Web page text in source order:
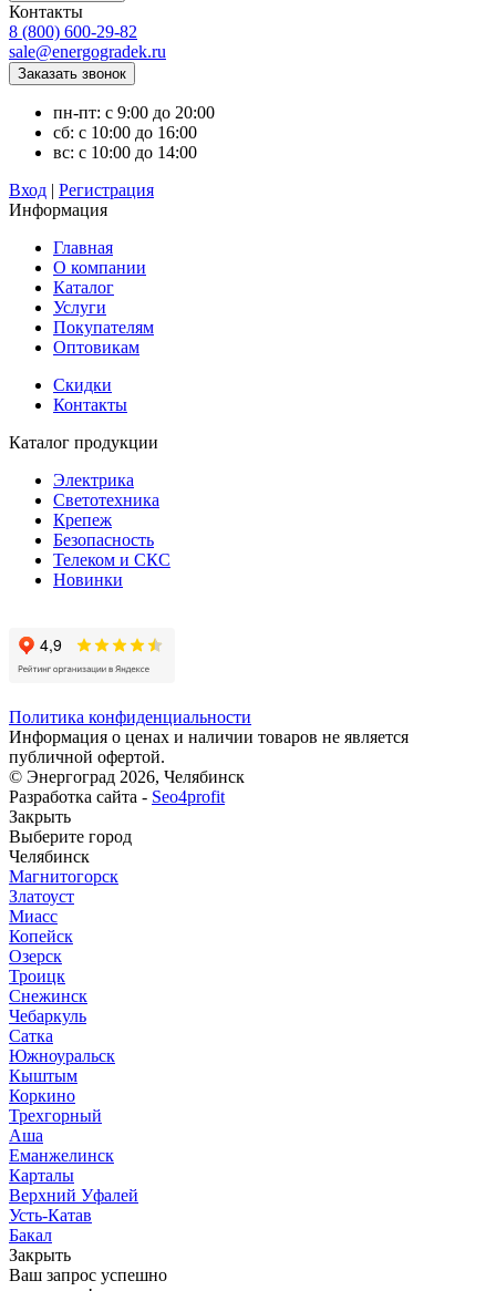
Контакты
8 (800) 600-29-82
sale@energogradek.ru
пн-пт: с 9:00 до 20:00
сб: с 10:00 до 16:00
вс: с 10:00 до 14:00
Вход | Регистрация
Информация
Главная
О компании
Каталог
Услуги
Покупателям
Оптовикам
Скидки
Контакты
Каталог продукции
Электрика
Светотехника
Крепеж
Безопасность
Телеком и СКС
Новинки
Политика конфиденциальности
Информация о ценах и наличии товаров не является
публичной офертой.
© Энергоград 2026, Челябинск
Разработка сайта - Seo4profit
Закрыть
Выберите город
Челябинск
Магнитогорск
Златоуст
Миасс
Копейск
Озерск
Троицк
Снежинск
Чебаркуль
Сатка
Южноуральск
Кыштым
Коркино
Трехгорный
Аша
Еманжелинск
Карталы
Верхний Уфалей
Усть-Катав
Бакал
Закрыть
Ваш запрос успешно